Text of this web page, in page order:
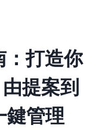
：打造你
提案到
鍵管理